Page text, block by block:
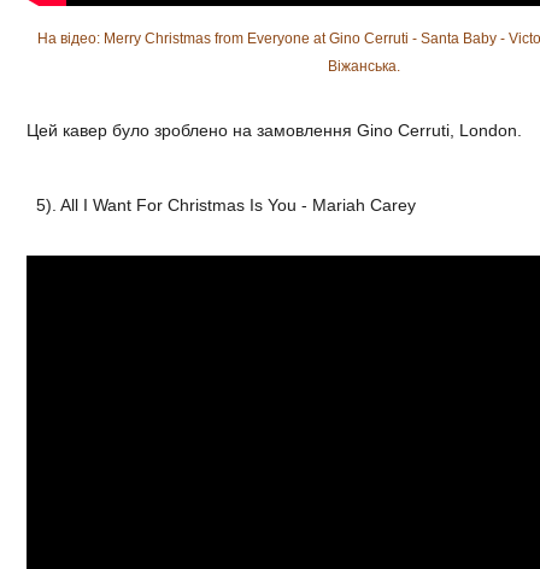
На відео: Merry Christmas from Everyone at Gino Cerruti - Santa Baby -
Віжанська.
Цей кавер було зроблено на замовлення Gino Cerruti, London.
5). All I Want For Christmas Is You - Mariah Carey